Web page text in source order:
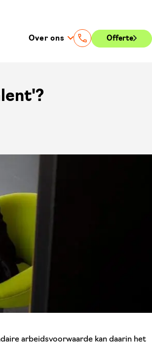
Over ons Offerte
arbeidsvoorwaarde kan daarin het